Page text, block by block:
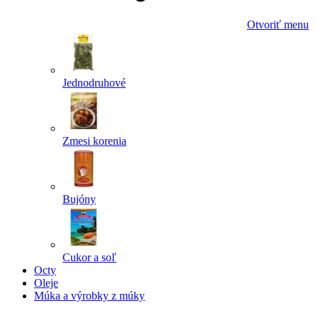
Otvoriť menu
Jednodruhové
Zmesi korenia
Bujóny
Cukor a soľ
Octy
Oleje
Múka a výrobky z múky